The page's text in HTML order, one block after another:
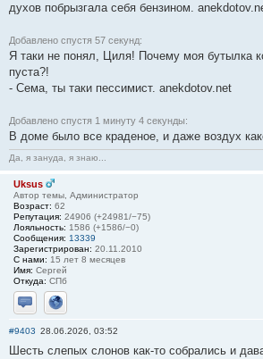
духов побрызгала себя бензином.
Добавлено спустя 57 секунд:
Я таки не понял, Циля! Почему моя бутылка
пуста?!
- Сема, ты таки пессимист. anekdotov.net
Добавлено спустя 1 минуту 4 секунды:
В доме было все краденое, и даже воздух
Да, я зануда, я знаю...
Uksus
Автор темы, Администратор
Возраст: 62
Репутация: 24906 (+24981/−75)
Лояльность: 1586 (+1586/−0)
Сообщения: 13339
Зарегистрирован: 20.11.2010
С нами: 15 лет 8 месяцев
Имя: Сергей
Откуда: СПб
Отправить личное сообщение
Сайт
#9403 28.06.2026, 03:52
Шесть слепых слонов как-то собрались и